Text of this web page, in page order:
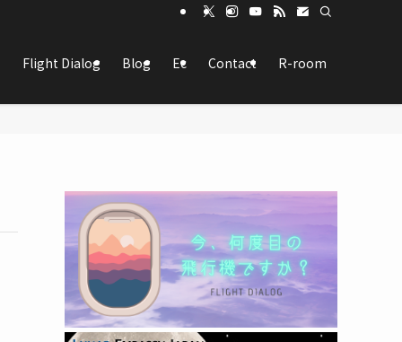
Flight Dialog Blog Ec Contact R-room